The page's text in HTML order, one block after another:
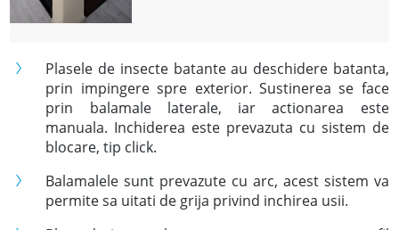
Plasele de insecte batante au deschidere batanta,
prin impingere spre exterior. Sustinerea se face
prin balamale laterale, iar actionarea este
manuala. Inchiderea este prevazuta cu sistem de
blocare, tip click.
Balamalele sunt prevazute cu arc, acest sistem va
permite sa uitati de grija privind inchirea usii.